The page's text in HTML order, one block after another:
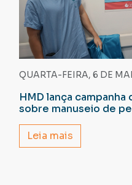
QUARTA-FEIRA, 6 DE
HMD lança
sobre manuseio de
Leia mais